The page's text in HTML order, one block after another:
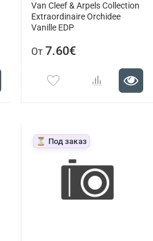
Van Cleef & Arpels Collection
Extraordinaire Orchidee
Vanille EDP
От 7.60€
⏳ Под заказ